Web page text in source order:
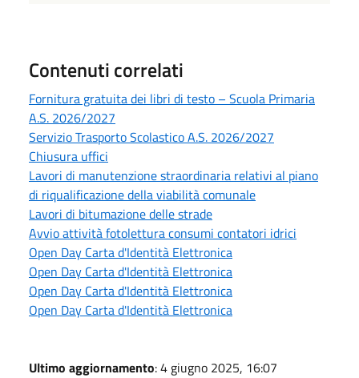
Contenuti correlati
Fornitura gratuita dei libri di testo – Scuola Primaria
A.S. 2026/2027
Servizio Trasporto Scolastico A.S. 2026/2027
Chiusura uffici
Lavori di manutenzione straordinaria relativi al piano
di riqualificazione della viabilità comunale
Lavori di bitumazione delle strade
Avvio attività fotolettura consumi contatori idrici
Open Day Carta d'Identità Elettronica
Open Day Carta d'Identità Elettronica
Open Day Carta d'Identità Elettronica
Open Day Carta d'Identità Elettronica
Ultimo aggiornamento: 4 giugno 2025, 16:07